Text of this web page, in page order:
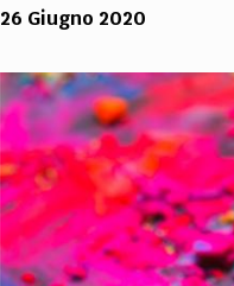
26 Giugno 2020